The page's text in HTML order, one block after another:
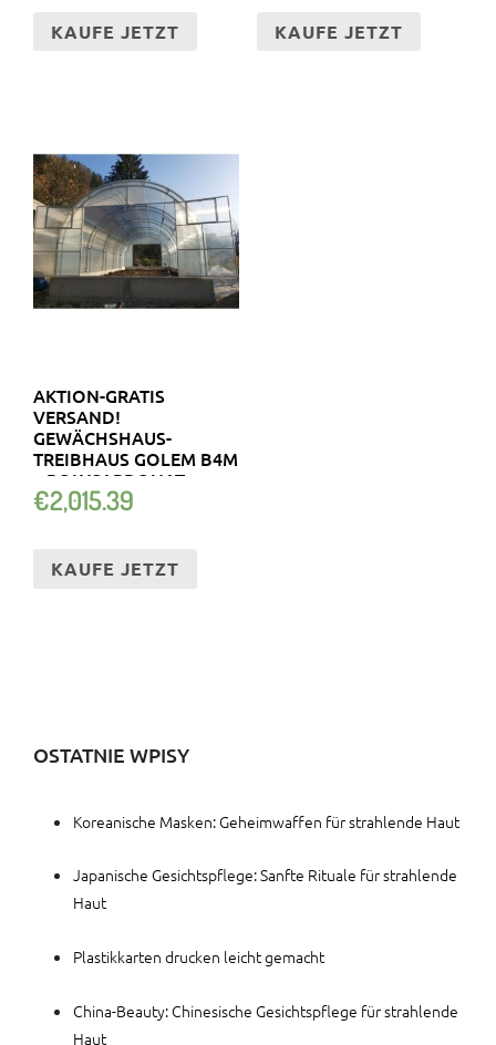
KAUFE JETZT KAUFE JETZT
AKTION-GRATIS
VERSAND!
GEWÄCHSHAUS-
TREIBHAUS GOLEM B4M
– POLYCARBONAT
4/6/10 MM-10J
€2,015.39
KAUFE JETZT
OSTATNIE WPISY
Koreanische Masken: Geheimwaffen für strahlende Haut
Japanische Gesichtspflege: Sanfte Rituale für strahlende
Haut
Plastikkarten drucken leicht gemacht
China-Beauty: Chinesische Gesichtspflege für strahlende
Haut